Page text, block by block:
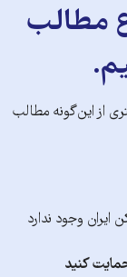
مطالب
از این‌گونه مطالب
وجود ندارد
کنید